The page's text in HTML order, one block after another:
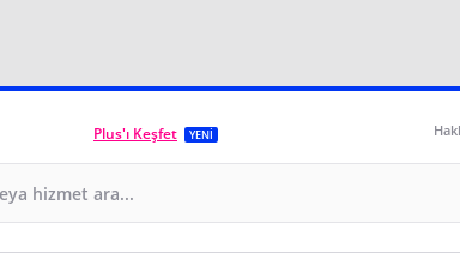
Plus'ı Keşfet YENİ
Plus planı ile
katla!